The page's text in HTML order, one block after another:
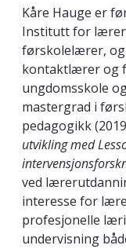
Kåre Hauge er
Institutt for
førskolelærer,
kontaktlærer og
ungdomsskole
mastergrad i
pedagogikk
utvikling med
ved
interesse for
profesjonelle
undervisning